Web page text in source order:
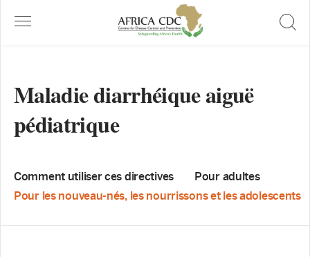
Maladie diarrhéique aiguë
pédiatrique
Comment utiliser ces directives
Pour adultes
Pour les nouveau-nés, les nourrissons et les adolescents